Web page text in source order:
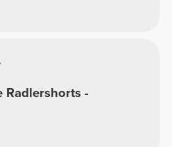
Radlershorts -